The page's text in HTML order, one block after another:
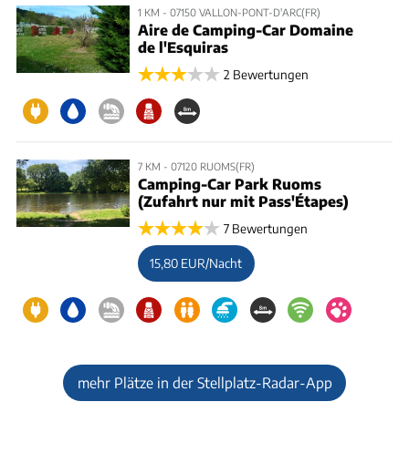
1 KM - 07150 VALLON-PONT-D'ARC(FR)
Aire de Camping-Car Domaine
de l'Esquiras
2 Bewertungen
7 KM - 07120 RUOMS(FR)
Camping-Car Park Ruoms
(Zufahrt nur mit Pass'Étapes)
7 Bewertungen
15,80 EUR/Nacht
mehr Plätze in der Stellplatz-Radar-App